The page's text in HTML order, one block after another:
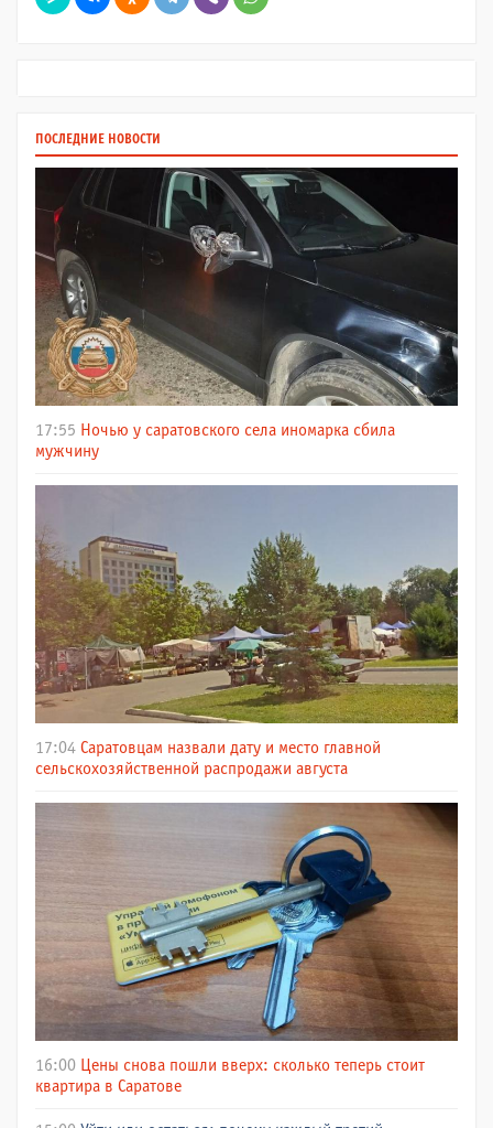
ПОСЛЕДНИЕ НОВОСТИ
17:55 Ночью у саратовского села иномарка сбила
мужчину
17:04 Саратовцам назвали дату и место главной
сельскохозяйственной распродажи августа
16:00 Цены снова пошли вверх: сколько теперь стоит
квартира в Саратове